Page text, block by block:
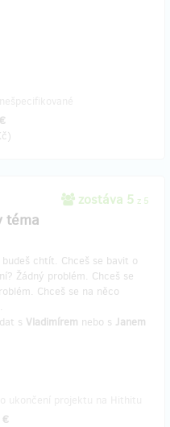
)
zostáva 5 z 5
téma
budeš chtít. Chceš se bavit o
Žádný problém. Chceš se
Chceš se na něco
s Vladimírem nebo s Janem
€